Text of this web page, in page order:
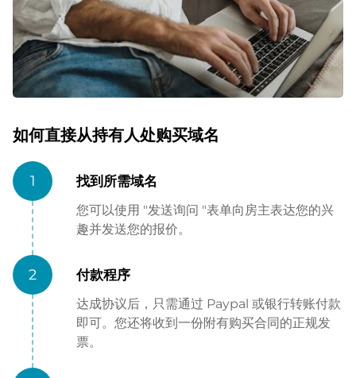
如何直接从持有人处购买域名
1 找到所需域名
您可以使用 "发送询问 "表单向房主表达您的兴
趣并发送您的报价。
2 付款程序
达成协议后，只需通过 Paypal 或银行转账付款
即可。您还将收到一份附有购买合同的正规发
票。